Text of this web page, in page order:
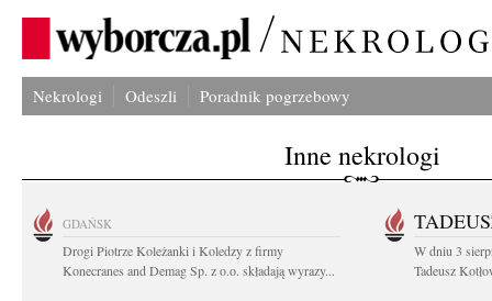
Nekrologi Odeszli Poradnik pogrzebowy
Inne nekrologi
GDAŃSK
Drogi Piotrze Koleżanki i Koledzy z firmy
Konecranes and Demag Sp. z o.o. składają wyrazy...
W dniu 3
Tadeusz